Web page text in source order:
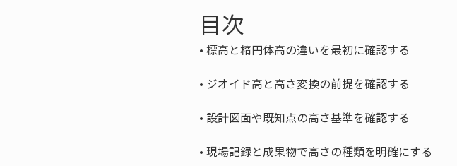
目次
•
•
•
•